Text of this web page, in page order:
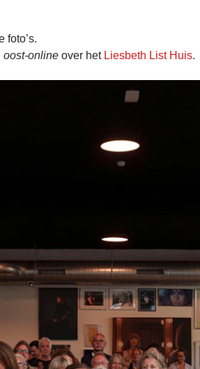
foto’s.
oost-onlineover het Liesbeth List Huis.